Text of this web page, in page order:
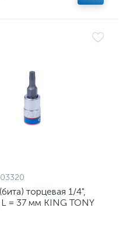
торцевая 1/4",
= 37 мм KING TONY